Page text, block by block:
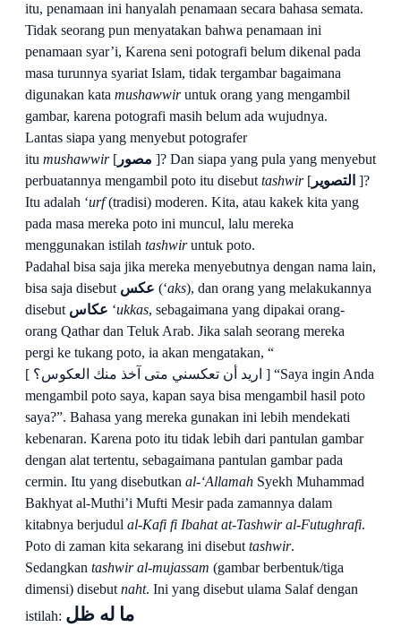
itu, penamaan ini hanyalah penamaan secara bahasa semata.
Tidak seorang pun menyatakan bahwa penamaan ini
penamaan syar’i, Karena seni potografi belum dikenal pada
masa turunnya syariat Islam, tidak tergambar bagaimana
digunakan kata mushawwiruntuk orang yang mengambil
gambar, karena potografi masih belum ada wujudnya.
Lantas siapa yang menyebut potografer
itu mushawwir [
]? Dan siapa yang pula yang menyebut
perbuatannya mengambil poto itu disebut tashwir [
]?
Itu adalah ‘urf(tradisi) moderen. Kita, atau kakek kita yang
pada masa mereka poto ini muncul, lalu mereka
menggunakan istilah tashwiruntuk poto.
Padahal bisa saja jika mereka menyebutnya dengan nama lain,
bisa saja disebut
(‘aks), dan orang yang melakukannya
disebut
‘ukkas, sebagaimana yang dipakai orang-
orang Qathardan Teluk Arab. Jika salah seorang mereka
pergi ke tukang poto, ia akan mengatakan, “
[ اريد أن تعكسني متى آخذ منك العكوس؟ ] “Saya ingin Anda
mengambil poto saya, kapan saya bisa mengambil hasil poto
saya?”. Bahasa yang mereka gunakan ini lebih mendekati
kebenaran. Karena poto itu tidak lebih dari pantulan gambar
dengan alat tertentu, sebagaimana pantulan gambar pada
cermin. Itu yang disebutkan al-‘Allamah Syekh Muhammad
Bakhyat al-Muthi’i Mufti Mesirpada zamannya dalam
kitabnya berjudul al-Kafi fi Ibahat at-Tashwir al-Futughrafi.
Poto di zaman kita sekarang ini disebut tashwir.
Sedangkan tashwir al-mujassam (gambar berbentuk/tiga
dimensi) disebut naht. Ini yang disebut ulama Salaf dengan
istilah: ما له ظل